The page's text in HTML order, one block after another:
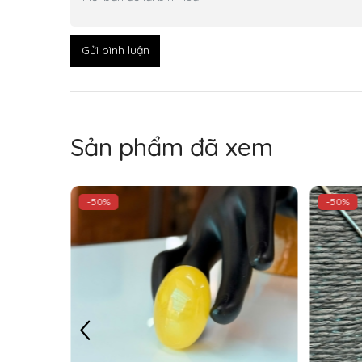
Gửi bình luận
Sản phẩm đã xem
-50% -50%